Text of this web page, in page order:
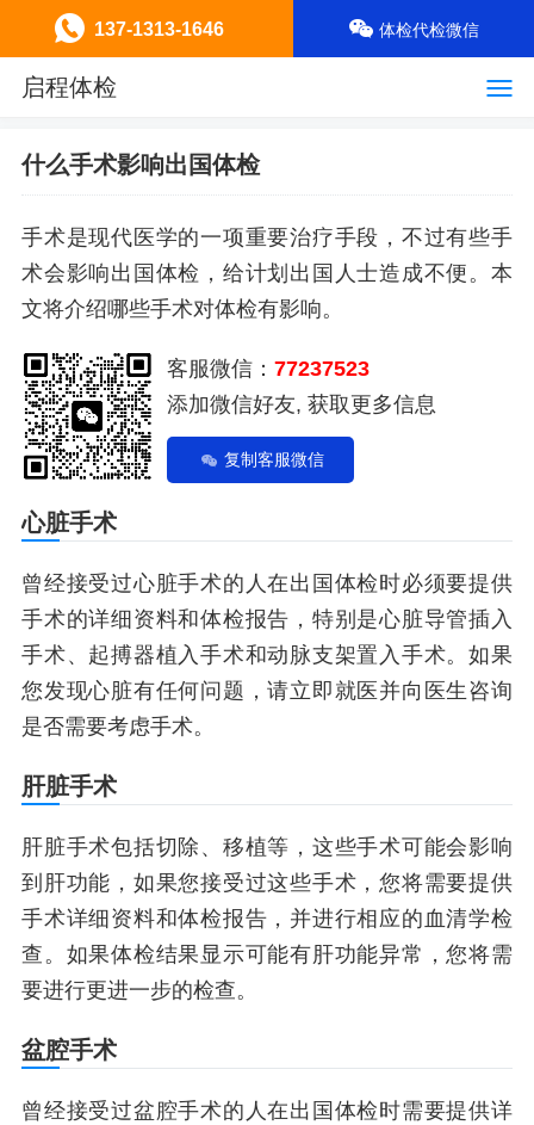
启程体检
什么手术影响出国体检
手术是现代医学的一项重要治疗手段，不过有些手
术会影响出国体检，给计划出国人士造成不便。本
文将介绍哪些手术对体检有影响。
客服微信： 77237523
添加微信好友, 获取更多信息
复制客服微信
心脏手术
曾经接受过心脏手术的人在出国体检时必须要提供
手术的详细资料和体检报告，特别是心脏导管插入
手术、起搏器植入手术和动脉支架置入手术。如果
您发现心脏有任何问题，请立即就医并向医生咨询
是否需要考虑手术。
肝脏手术
肝脏手术包括切除、移植等，这些手术可能会影响
到肝功能，如果您接受过这些手术，您将需要提供
手术详细资料和体检报告，并进行相应的血清学检
查。如果体检结果显示可能有肝功能异常，您将需
要进行更进一步的检查。
盆腔手术
曾经接受过盆腔手术的人在出国体检时需要提供详
137-1313-1646 体检代检微信